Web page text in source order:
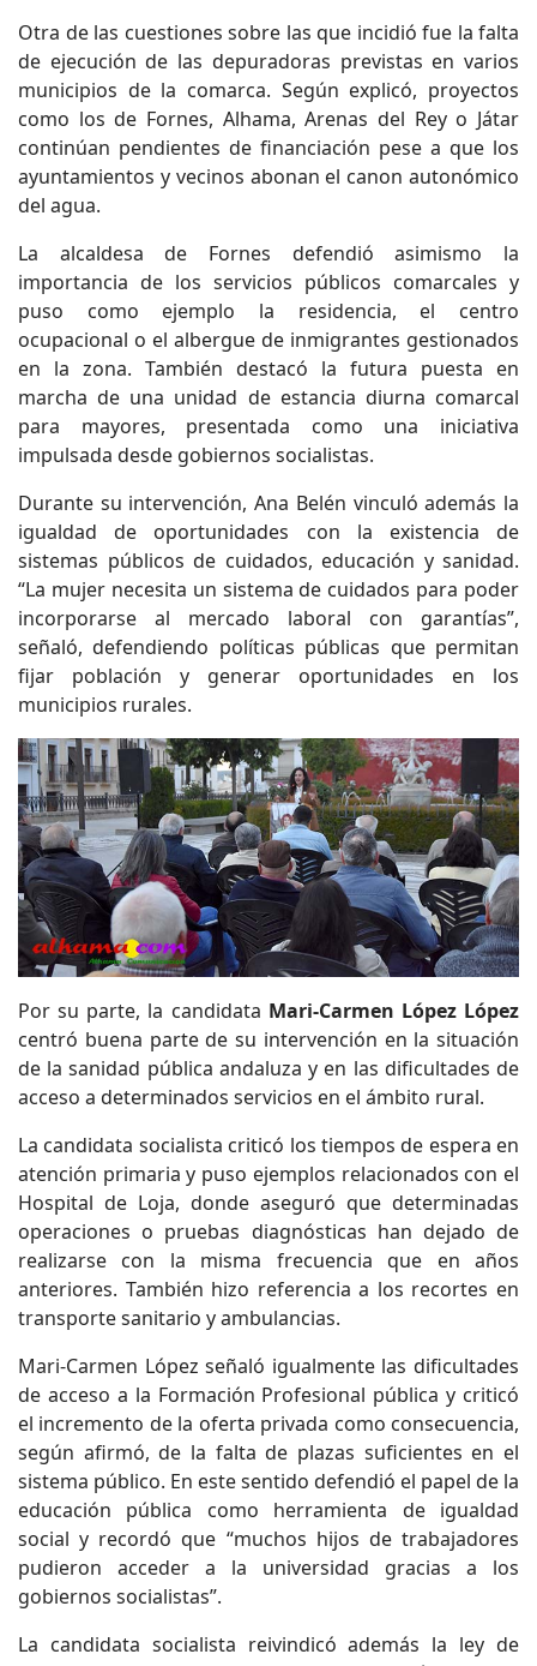
Otra de las cuestiones sobre las que incidió fue la falta
de ejecución de las depuradoras previstas en varios
municipios de la comarca. Según explicó, proyectos
como los de Fornes, Alhama, Arenas del Rey o Játar
continúan pendientes de financiación pese a que los
ayuntamientos y vecinos abonan el canon autonómico
del agua.
La alcaldesa de Fornes defendió asimismo la
importancia de los servicios públicos comarcales y
puso como ejemplo la residencia, el centro
ocupacional o el albergue de inmigrantes gestionados
en la zona. También destacó la futura puesta en
marcha de una unidad de estancia diurna comarcal
para mayores, presentada como una iniciativa
impulsada desde gobiernos socialistas.
Durante su intervención, Ana Belén vinculó además la
igualdad de oportunidades con la existencia de
sistemas públicos de cuidados, educación y sanidad.
“La mujer necesita un sistema de cuidados para poder
incorporarse al mercado laboral con garantías”,
señaló, defendiendo políticas públicas que permitan
fijar población y generar oportunidades en los
municipios rurales.
Por su parte, la candidata Mari-Carmen López López
centró buena parte de su intervención en la situación
de la sanidad pública andaluza y en las dificultades de
acceso a determinados servicios en el ámbito rural.
La candidata socialista criticó los tiempos de espera en
atención primaria y puso ejemplos relacionados con el
Hospital de Loja, donde aseguró que determinadas
operaciones o pruebas diagnósticas han dejado de
realizarse con la misma frecuencia que en años
anteriores. También hizo referencia a los recortes en
transporte sanitario y ambulancias.
Mari-Carmen López señaló igualmente las dificultades
de acceso a la Formación Profesional pública y criticó
el incremento de la oferta privada como consecuencia,
según afirmó, de la falta de plazas suficientes en el
sistema público. En este sentido defendió el papel de la
educación pública como herramienta de igualdad
social y recordó que “muchos hijos de trabajadores
pudieron acceder a la universidad gracias a los
gobiernos socialistas”.
La candidata socialista reivindicó además la ley de